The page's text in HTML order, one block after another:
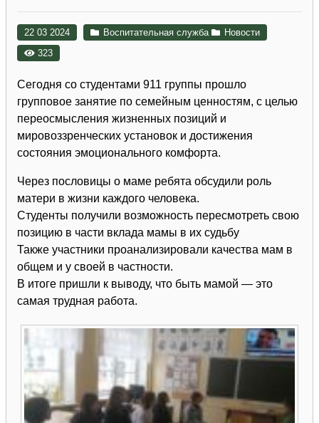
22 03 2024 Воспитательная служба
Новости
323
Сегодня со студентами 911 группы прошло
групповое занятие по семейным ценностям, с целью
переосмысления жизненных позиций и
мировоззренческих установок и достижения
состояния эмоционального комфорта.
Через пословицы о маме ребята обсудили роль
матери в жизни каждого человека.
Студенты получили возможность пересмотреть свою
позицию в части вклада мамы в их судьбу
Также участники проанализировали качества мам в
общем и у своей в частности.
В итоге пришли к выводу, что быть мамой — это
самая трудная работа.